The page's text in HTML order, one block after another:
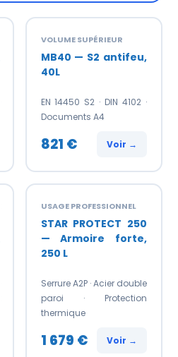
VOLUME SUPÉRIEUR
MB40 — S2 antifeu,
40L
EN 14450 S2 · DIN 4102 ·
Documents A4
821 € Voir →
USAGE PROFESSIONNEL
STAR PROTECT 250
— Armoire forte,
250 L
Serrure A2P · Acier double
paroi · Protection
thermique
1 679 € Voir →